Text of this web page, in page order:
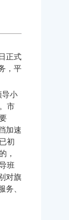
正式
，平
导小
市
加速
初
，
班
对旗
务、